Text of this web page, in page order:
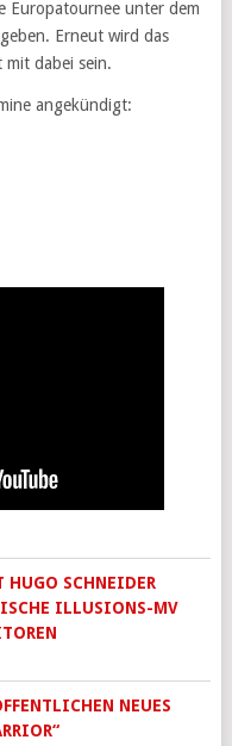
Europatournee unter dem
Erneut wird das
mit dabei sein.
angekündigt:
HUGO SCHNEIDER
ILLUSIONS-MV
NEUES